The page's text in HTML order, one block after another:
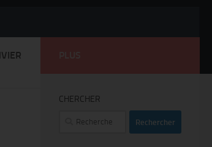
CHERCHER
Rechercher :